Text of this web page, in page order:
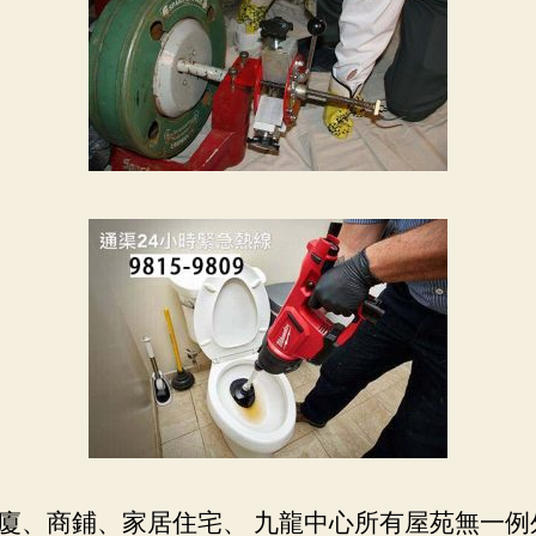
、商鋪、家居住宅、 九龍中心所有屋苑無一